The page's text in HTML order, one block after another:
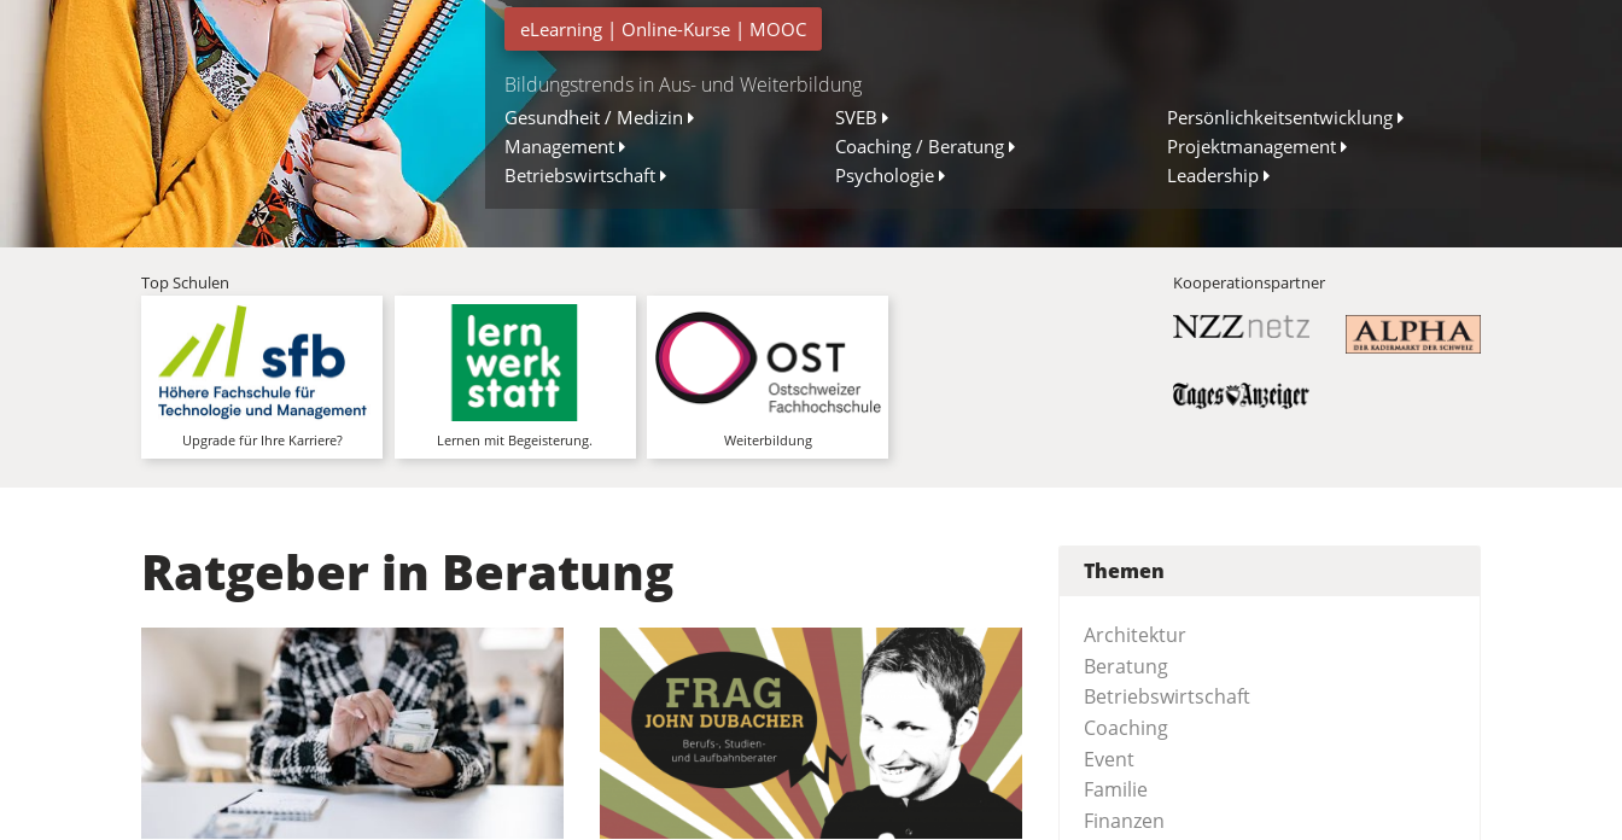
eLearning | Online-Kurse | MOOC
Bildungstrends in Aus- und Weiterbildung
Gesundheit / Medizin SVEB
Persönlichkeitsentwicklung
Management
Coaching / Beratung
Projektmanagement
Betriebswirtschaft
Psychologie Leadership
Top Schulen
Upgrade für Ihre Karriere?
Höhere Fachschule für
Technologie und Management
Praxisnah zu brandneuen
Erkenntnissen, Skills und
Positionen
Lernen mit Begeisterung.
DAS Kompetenzzentrum für
Erwachsenenbildung, Coaching,
Personalmanagement an 30
Standorten
Weiterbildung
Fachhochschule -
Weiterbildung
Mit einer praxisnahen
Weiterbildung dem Karriereziel
mehr Infos
Kooperationspartner
Ratgeber in Beratung Themen
Architektur
Beratung
Betriebswirtschaft
Coaching
Event
Familie
Finanzen